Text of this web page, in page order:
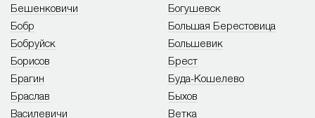
Бешенковичи
Бобр
Бобруйск
Богушевск
Большая Берестовица
Большевик
Борисов
Брагин
Браслав
Брест
Буда-Кошелево
Быхов
Василевичи
Ветка